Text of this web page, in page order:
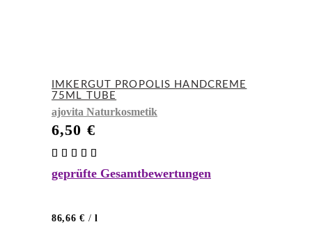
IMKERGUT PROPOLIS HANDCREME
75ML TUBE
ajovita Naturkosmetik
6,50 €
5.00
geprüfte Gesamtbewertungen
86,66€ /l